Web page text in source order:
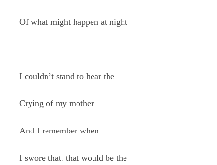
Of what might happen at night
I couldn’t stand to hear the
Crying of my mother
And I remember when
I swore that, that would be the